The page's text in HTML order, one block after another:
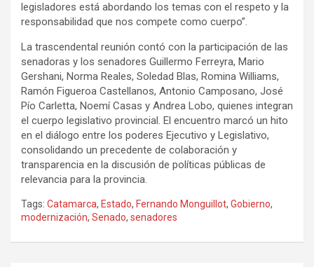
legisladores está abordando los temas con el respeto y la
responsabilidad que nos compete como cuerpo”.
La trascendental reunión contó con la participación de las
senadoras y los senadores Guillermo Ferreyra, Mario
Gershani, Norma Reales, Soledad Blas, Romina Williams,
Ramón Figueroa Castellanos, Antonio Camposano, José
Pío Carletta, Noemí Casas y Andrea Lobo, quienes integran
el cuerpo legislativo provincial. El encuentro marcó un hito
en el diálogo entre los poderes Ejecutivo y Legislativo,
consolidando un precedente de colaboración y
transparencia en la discusión de políticas públicas de
relevancia para la provincia.
Tags: Catamarca, Estado, Fernando Monguillot, Gobierno,
modernización, Senado, senadores